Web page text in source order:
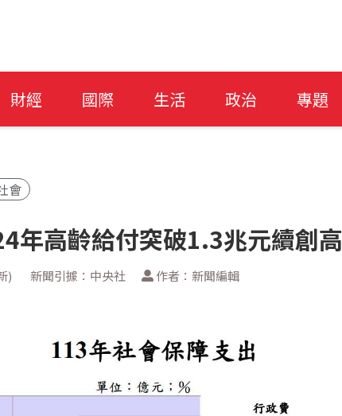
財經 國際 生活 政治 專題
會
年高齡給付突破1.3兆元續創高
) 新聞引據：中央社 作者：新聞編輯